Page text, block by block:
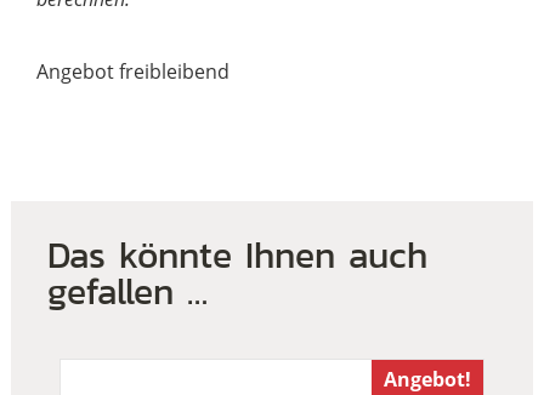
Angebot freibleibend
Das könnte Ihnen auch
gefallen …
Angebot!